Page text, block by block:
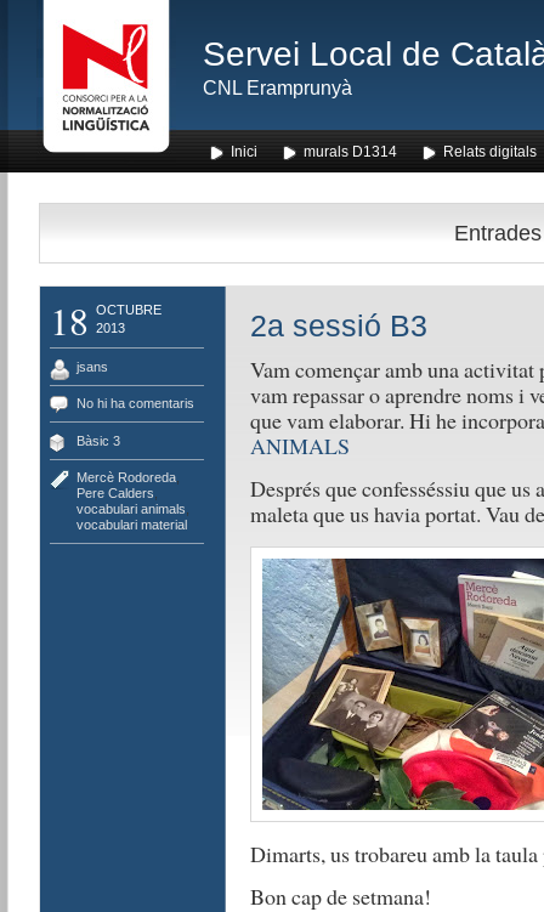
Servei Local de
CNL Eramprunyà
Inici murals D1314 Relats digitals
18
OCTUBRE
2013
jsans
No hi ha comentaris
Bàsic 3
Mercè Rodoreda,
Pere Calders
vocabulari animals
vocabulari material
2a sessió B3
Vam començar amb una activitat
vam repassar o aprendre noms
que vam elaborar. Hi he
ANIMALS
Després que confesséssiu que
maleta que us havia portat. Vau
Dimarts, us trobareu amb la taula
Bon cap de setmana!